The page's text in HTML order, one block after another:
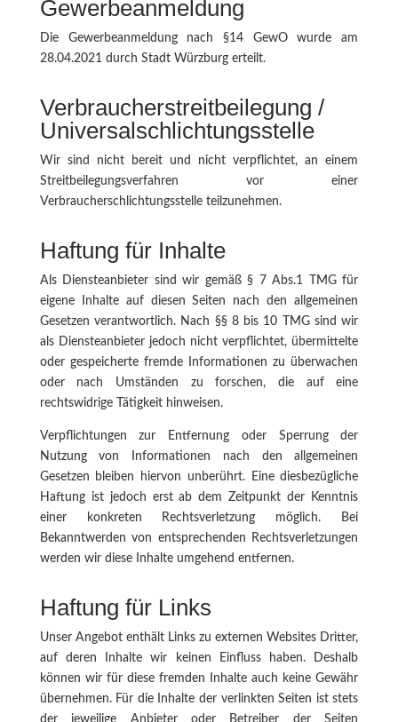
Gewerbeanmeldung
Die Gewerbeanmeldung nach §14 GewO wurde am
28.04.2021 durch Stadt Würzburg erteilt.
Verbraucherstreitbeilegung /
Universalschlichtungsstelle
Wir sind nicht bereit und nicht verpflichtet, an einem
Streitbeilegungsverfahren vor einer
Verbraucherschlichtungsstelle teilzunehmen.
Haftung für Inhalte
Als Diensteanbieter sind wir gemäß § 7 Abs.1 TMG für
eigene Inhalte auf diesen Seiten nach den allgemeinen
Gesetzen verantwortlich. Nach §§ 8 bis 10 TMG sind wir
als Diensteanbieter jedoch nicht verpflichtet, übermittelte
oder gespeicherte fremde Informationen zu überwachen
oder nach Umständen zu forschen, die auf eine
rechtswidrige Tätigkeit hinweisen.
Verpflichtungen zur Entfernung oder Sperrung der
Nutzung von Informationen nach den allgemeinen
Gesetzen bleiben hiervon unberührt. Eine diesbezügliche
Haftung ist jedoch erst ab dem Zeitpunkt der Kenntnis
einer konkreten Rechtsverletzung möglich. Bei
Bekanntwerden von entsprechenden Rechtsverletzungen
werden wir diese Inhalte umgehend entfernen.
Haftung für Links
Unser Angebot enthält Links zu externen Websites Dritter,
auf deren Inhalte wir keinen Einfluss haben. Deshalb
können wir für diese fremden Inhalte auch keine Gewähr
übernehmen. Für die Inhalte der verlinkten Seiten ist stets
der jeweilige Anbieter oder Betreiber der Seiten